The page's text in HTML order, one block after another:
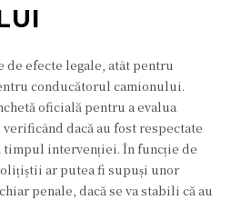
efecte legale, atât pentru
conducătorul camionului.
oficială pentru a evalua
dacă au fost respectate
intervenției. În funcție de
ar putea fi supuși unor
penale, dacă se va stabili că au